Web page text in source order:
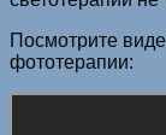
Посмотрите
фототерапии: